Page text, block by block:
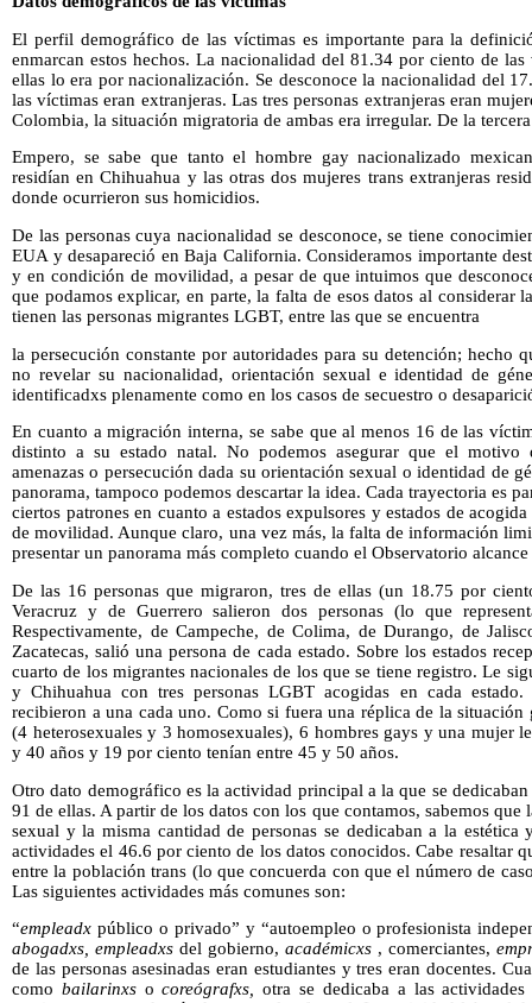
El perfil demográfico de las víctimas es importante para la
enmarcan estos hechos. La nacionalidad del 81.34 por ciento de
ellas lo era por nacionalización. Se desconoce la nacionalidad del
las víctimas eran extranjeras. Las tres personas extranjeras eran
Colombia, la situación migratoria de ambas era irregular. De la
Empero, se sabe que tanto el hombre gay nacionalizado
residían en Chihuahua y las otras dos mujeres trans extranjeras
donde ocurrieron sus homicidios.
De las personas cuya nacionalidad se desconoce, se tiene
EUA y desapareció en Baja California. Consideramos importante
y en condición de movilidad, a pesar de que intuimos que
que podamos explicar, en parte, la falta de esos datos al considerar
tienen las personas migrantes LGBT, entre las que se encuentra
la persecución constante por autoridades para su detención; hecho
no revelar su nacionalidad, orientación sexual e identidad de
identificadxs plenamente como en los casos de secuestro o
En cuanto a migración interna, se sabe que al menos 16 de las
distinto a su estado natal. No podemos asegurar que el
amenazas o persecución dada su orientación sexual o identidad de
panorama, tampoco podemos descartar la idea. Cada trayectoria es
ciertos patrones en cuanto a estados expulsores y estados de
de movilidad. Aunque claro, una vez más, la falta de información
presentar un panorama más completo cuando el Observatorio
De las 16 personas que migraron, tres de ellas (un 18.75 por
Veracruz y de Guerrero salieron dos personas (lo que
Respectivamente, de Campeche, de Colima, de Durango, de
Zacatecas, salió una persona de cada estado. Sobre los estados
cuarto de los migrantes nacionales de los que se tiene registro. Le
y Chihuahua con tres personas LGBT acogidas en cada
recibieron a una cada uno. Como si fuera una réplica de la situación
(4 heterosexuales y 3 homosexuales), 6 hombres gays y una mujer
y 40 años y 19 por ciento tenían entre 45 y 50 años.
Otro dato demográfico es la actividad principal a la que se
91 de ellas. A partir de los datos con los que contamos, sabemos que
sexual y la misma cantidad de personas se dedicaban a la estética
actividades el 46.6 por ciento de los datos conocidos. Cabe resaltar
entre la población trans (lo que concuerda con que el número de
Las siguientes actividades más comunes son:
“empleadx público o privado” y “autoempleo o profesionista
abogadxs, empleadxs del gobierno, académicxs , comerciantes,
de las personas asesinadas eran estudiantes y tres eran docentes.
como bailarinxsocoreógrafxs, otra se dedicaba a las